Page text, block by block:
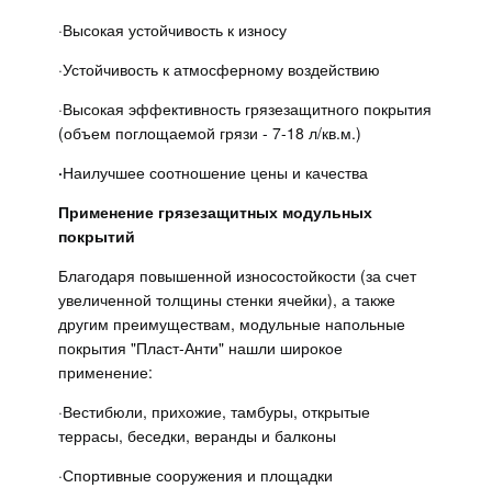
·Высокая устойчивость к износу
·Устойчивость к атмосферному воздействию
·Высокая эффективность грязезащитного покрытия
(объем поглощаемой грязи - 7-18 л/кв.м.)
·Наилучшее соотношение цены и качества
Применение грязезащитных модульных
покрытий
Благодаря повышенной износостойкости (за счет
увеличенной толщины стенки ячейки), а также
другим преимуществам, модульные напольные
покрытия "Пласт-Анти" нашли широкое
применение:
·Вестибюли, прихожие, тамбуры, открытые
террасы, беседки, веранды и балконы
·Спортивные сооружения и площадки